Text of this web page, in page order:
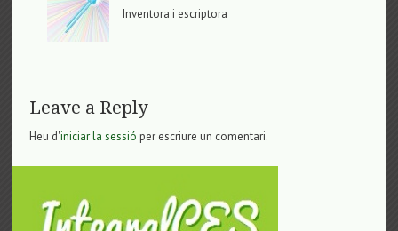
Inventora i escriptora
Leave a Reply
Heu d'iniciar la sessió per escriure un comentari.